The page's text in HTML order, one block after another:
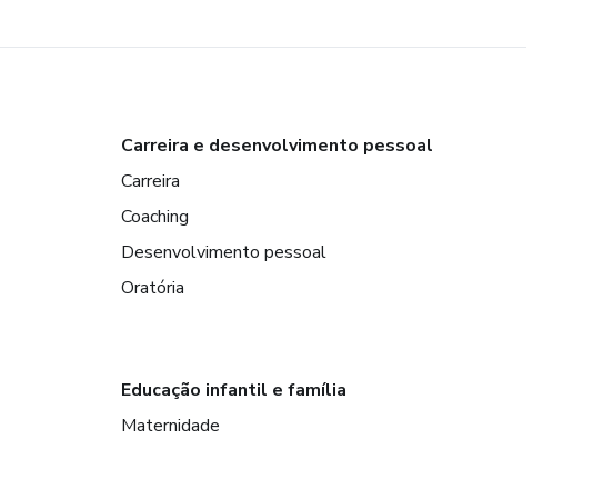
Carreira e desenvolvimento pessoal
Carreira
Coaching
Desenvolvimento pessoal
Oratória
Educação infantil e família
Maternidade